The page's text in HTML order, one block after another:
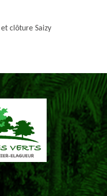
clôture Saizy